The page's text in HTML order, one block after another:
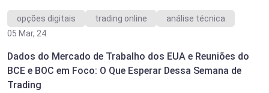
opções digitais trading online
análise técnica
05 Mar, 24
Dados do Mercado de Trabalho dos EUA e Reuniões do
BCE e BOC em Foco: O Que Esperar Dessa Semana de
Trading